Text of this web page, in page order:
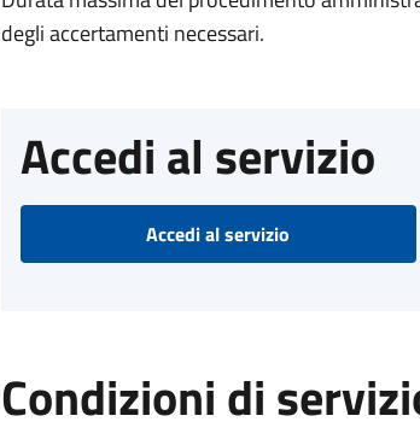
degli accertamenti necessari.
Accedi al servizio
Accedi al servizio
Condizioni di